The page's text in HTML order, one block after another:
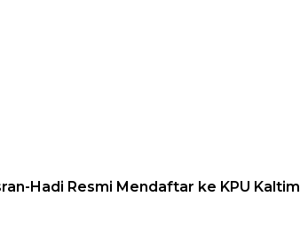
Hadi Resmi Mendaftar ke KPU Kaltim